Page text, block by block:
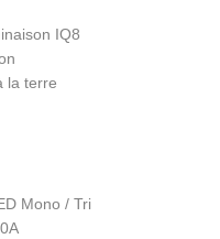
IQ8
la terre
Mono / Tri